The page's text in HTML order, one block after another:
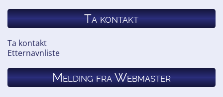
Ta kontakt
Ta kontakt
Etternavnliste
Melding fra Webmaster